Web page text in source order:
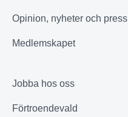
Opinion, nyheter och press
Medlemskapet
Jobba hos oss
Förtroendevald